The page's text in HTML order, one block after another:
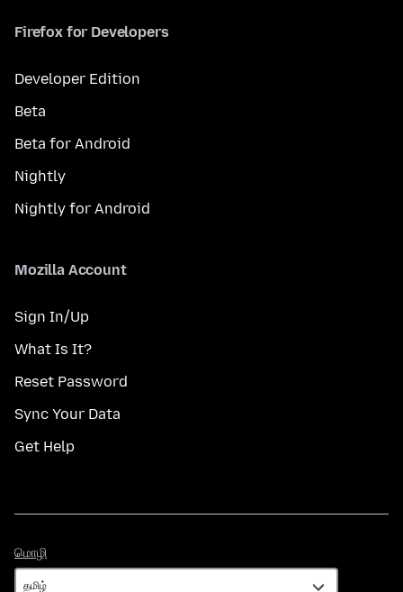
Firefox for Developers
Developer Edition
Beta
Beta for Android
Nightly
Nightly for Android
Mozilla Account
Sign In/Up
What Is It?
Reset Password
Sync Your Data
Get Help
மொழி